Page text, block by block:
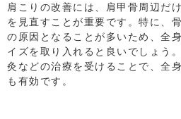
肩こりの改善には、肩甲骨周辺だ
を見直すことが重要です。特に、
の原因となることが多いため、全
イズを取り入れると良いでしょう
灸などの治療を受けることで、全
も有効です。